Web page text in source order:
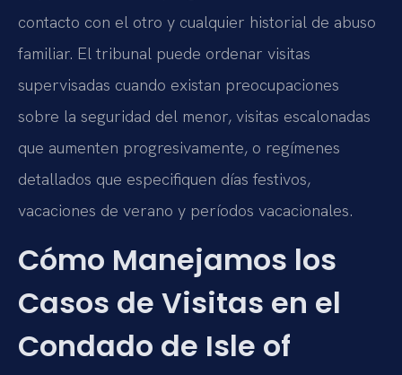
contacto con el otro y cualquier historial de abuso
familiar. El tribunal puede ordenar visitas
supervisadas cuando existan preocupaciones
sobre la seguridad del menor, visitas escalonadas
que aumenten progresivamente, o regímenes
detallados que especifiquen días festivos,
vacaciones de verano y períodos vacacionales.
Cómo Manejamos los
Casos de Visitas en el
Condado de Isle of